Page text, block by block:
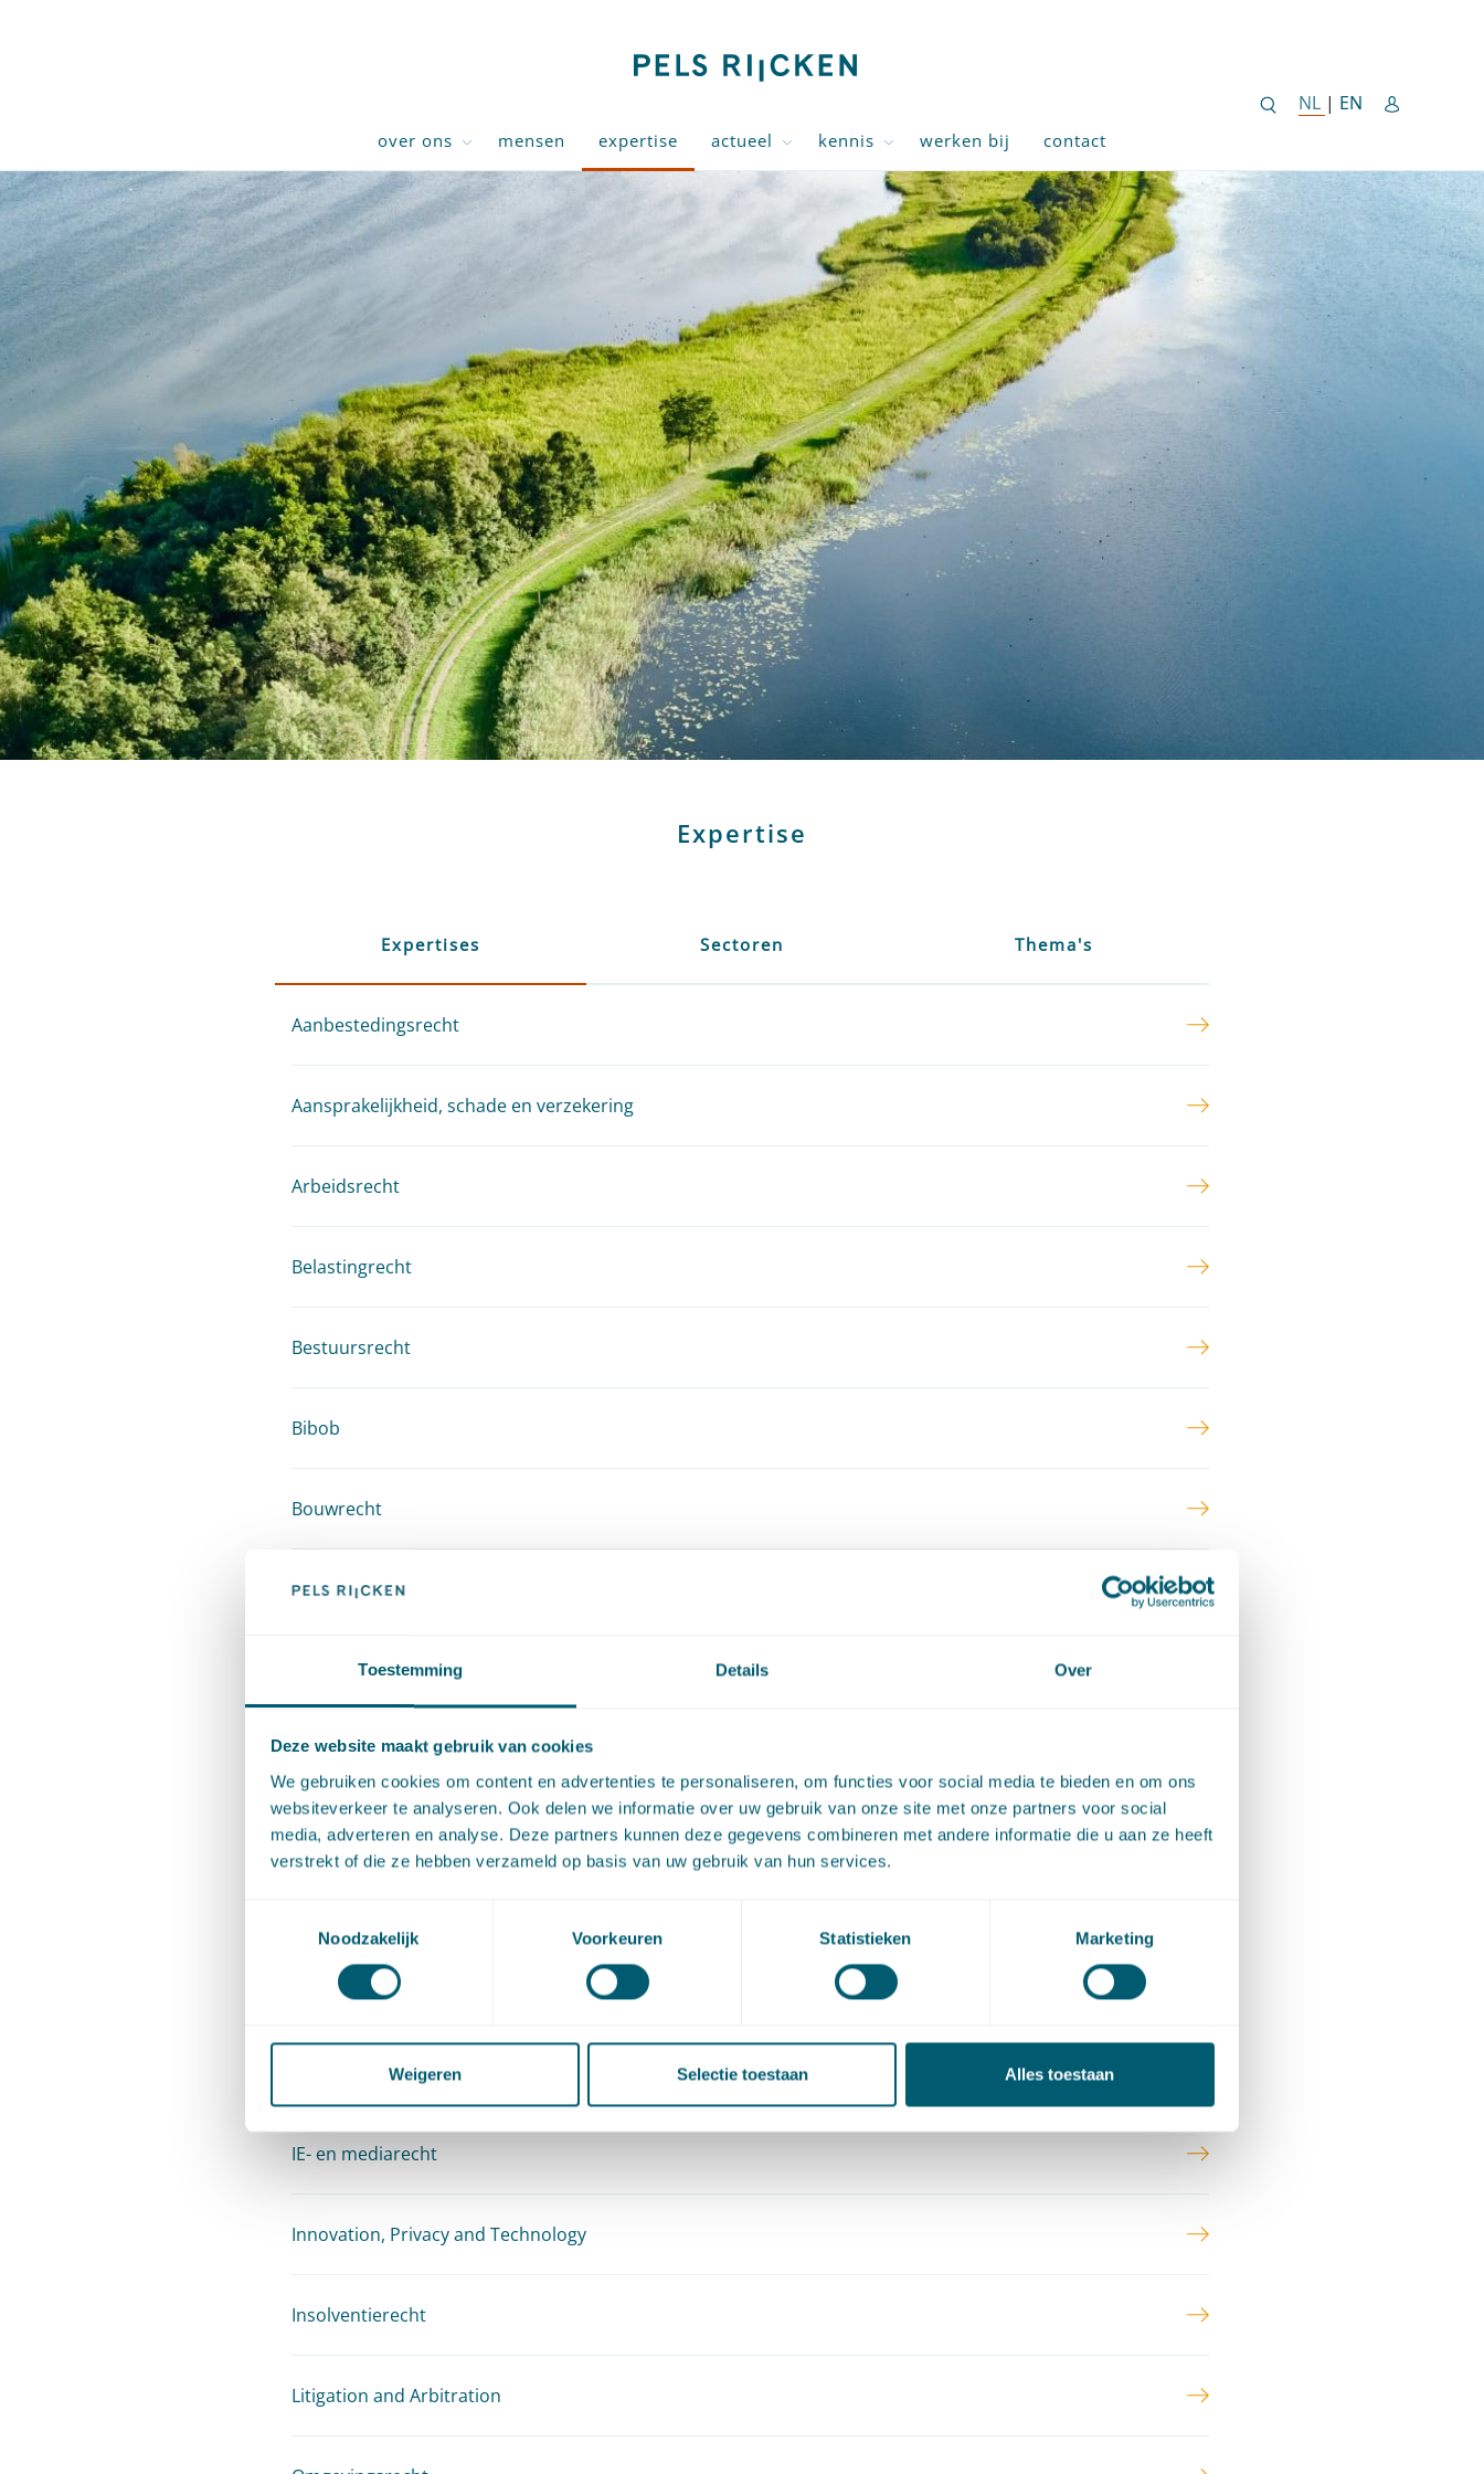
Toestemming Details Over
Deze website maakt gebruik van cookies
We gebruiken cookies om content en advertenties te personaliseren, om functies voor social media te bieden en om ons
websiteverkeer te analyseren. Ook delen we informatie over uw gebruik van onze site met onze partners voor social
media, adverteren en analyse. Deze partners kunnen deze gegevens combineren met andere informatie die u aan ze heeft
verstrekt of die ze hebben verzameld op basis van uw gebruik van hun services.
Noodzakelijk
Voorkeuren Statistieken Marketing
Weigeren Selectie toestaan Alles toestaan
NL NEDERLANDSE
| EN ENGLISH
over ons mensen expertise actueel kennis werken bij contact
Expertise
Expertises Sectoren Thema's
Aanbestedingsrecht
Aansprakelijkheid, schade en verzekering
Arbeidsrecht
Belastingrecht
Bestuursrecht
Bibob
Bouwrecht
Cassatie
Contractenrecht
Corporate/M&A
Energierecht
Gezondheidsrecht
IE- en mediarecht
Innovation, Privacy and Technology
Insolventierecht
Litigation and Arbitration